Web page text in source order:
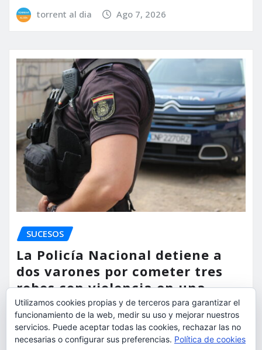
torrent al dia Ago 7, 2026
SUCESOS
La Policía Nacional detiene a
dos varones por cometer tres
robos con violencia en una
misma mañana
torrent al dia Ago 7, 2026
Utilizamos cookies propias y de terceros para garantizar el
funcionamiento de la web, medir su uso y mejorar nuestros
servicios. Puede aceptar todas las cookies, rechazar las no
necesarias o configurar sus preferencias. Política de cookies